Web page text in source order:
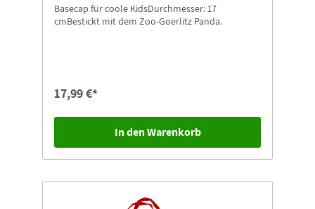
Basecap für coole KidsDurchmesser: 17
cmBestickt mit dem Zoo-Goerlitz Panda.
17,99 €*
In den Warenkorb